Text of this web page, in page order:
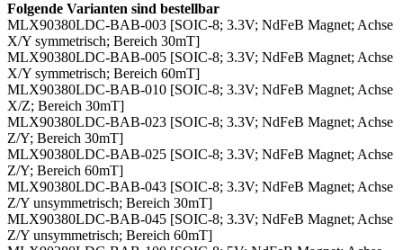
Folgende Varianten sind bestellbar
MLX90380LDC-BAB-003 [SOIC-8; 3.3V; NdFeB Magnet; Achse
X/Y symmetrisch; Bereich 30mT]
MLX90380LDC-BAB-005 [SOIC-8; 3.3V; NdFeB Magnet; Achse
X/Y symmetrisch; Bereich 60mT]
MLX90380LDC-BAB-010 [SOIC-8; 3.3V; NdFeB Magnet; Achse
X/Z; Bereich 30mT]
MLX90380LDC-BAB-023 [SOIC-8; 3.3V; NdFeB Magnet; Achse
Z/Y; Bereich 30mT]
MLX90380LDC-BAB-025 [SOIC-8; 3.3V; NdFeB Magnet; Achse
Z/Y; Bereich 60mT]
MLX90380LDC-BAB-043 [SOIC-8; 3.3V; NdFeB Magnet; Achse
Z/Y unsymmetrisch; Bereich 30mT]
MLX90380LDC-BAB-045 [SOIC-8; 3.3V; NdFeB Magnet; Achse
Z/Y unsymmetrisch; Bereich 60mT]